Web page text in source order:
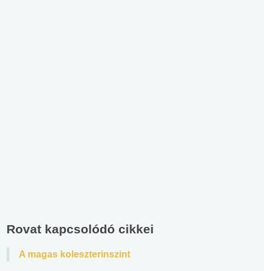
Rovat kapcsolódó cikkei
A magas koleszterinszint